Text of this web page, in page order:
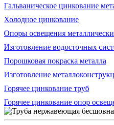
Гальваническое цинкование
Холодное цинкование
Опоры освещения
Изготовление водосточных
Порошковая покраска металла
Изготовление
Горячее цинкование труб
Горячее цинкование опор